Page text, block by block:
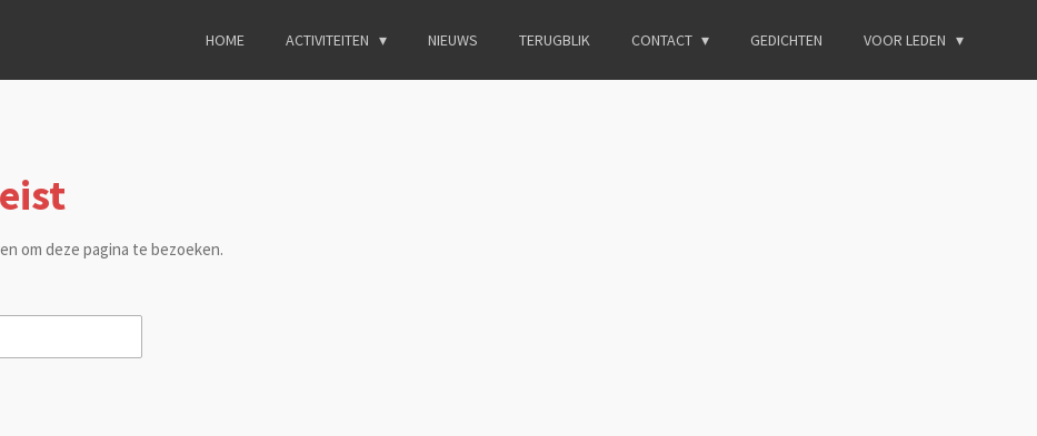
HOME ACTIVITEITEN NIEUWS TERUGBLIK CONTACT GEDICHTEN VOOR LEDEN
om deze pagina te bezoeken.